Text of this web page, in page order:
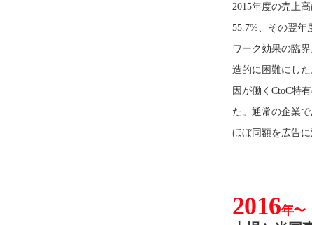
2015年度の売上
55.7%、その翌年
ワーク効果の臨
造的に困難にし
因が働くCtoC特
た。通常の企業
ほぼ同額を広告
2016年〜